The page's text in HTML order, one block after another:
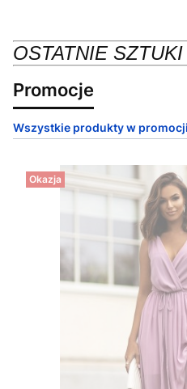
OSTATNIE
Promocje
Wszystkie produkty w promocji
Okazja